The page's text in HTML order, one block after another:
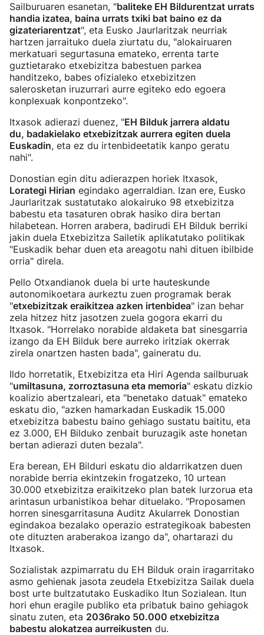
Sailburuaren esanetan, "baliteke EH Bildurentzat urrats
handia izatea, baina urrats txiki bat baino ez da
gizateriarentzat", eta Eusko Jaurlaritzak neurriak
hartzen jarraituko duela ziurtatu du, "alokairuaren
merkatuari segurtasuna emateko, errenta tarte
guztietarako etxebizitza babestuen parkea
handitzeko, babes ofizialeko etxebizitzen
salerosketan iruzurrari aurre egiteko edo egoera
konplexuak konpontzeko".
Itxasok adierazi duenez, "EH Bilduk jarrera aldatu
du, badakielako etxebizitzak aurrera egiten duela
Euskadin, eta ez du irtenbideetatik kanpo geratu
nahi".
Donostian egin ditu adierazpen horiek Itxasok,
Lorategi Hirian egindako agerraldian. Izan ere, Eusko
Jaurlaritzak sustatutako alokairuko 98 etxebizitza
babestu eta tasaturen obrak hasiko dira bertan
hilabetean. Horren arabera, badirudi EH Bilduk berriki
jakin duela Etxebizitza Sailetik aplikatutako politikak
"Euskadik behar duen eta areagotu nahi dituen ibilbide
orria" direla.
Pello Otxandianok duela bi urte hauteskunde
autonomikoetara aurkeztu zuen programak berak
"etxebizitzak eraikitzea azken irtenbidea" izan behar
zela hitzez hitz jasotzen zuela gogora ekarri du
Itxasok. "Horrelako norabide aldaketa bat sinesgarria
izango da EH Bilduk bere aurreko iritziak okerrak
zirela onartzen hasten bada", gaineratu du.
Ildo horretatik, Etxebizitza eta Hiri Agenda sailburuak
"umiltasuna, zorroztasuna eta memoria" eskatu dizkio
koalizio abertzaleari, eta "benetako datuak" emateko
eskatu dio, "azken hamarkadan Euskadik 15.000
etxebizitza babestu baino gehiago sustatu baititu, eta
ez 3.000, EH Bilduko zenbait buruzagik aste honetan
bertan adierazi duten bezala".
Era berean, EH Bilduri eskatu dio aldarrikatzen duen
norabide berria ekintzekin frogatzeko, 10 urtean
30.000 etxebizitza eraikitzeko plan batek lurzorua eta
arintasun urbanistikoa behar dituelako. "Proposamen
horren sinesgarritasuna Auditz Akularrek Donostian
egindakoa bezalako operazio estrategikoak babesten
ote dituzten araberakoa izango da", ohartarazi du
Itxasok.
Sozialistak azpimarratu du EH Bilduk orain iragarritako
asmo gehienak jasota zeudela Etxebizitza Sailak duela
bost urte bultzatutako Euskadiko Itun Sozialean. Itun
hori ehun eragile publiko eta pribatuk baino gehiagok
sinatu zuten, eta 2036rako 50.000 etxebizitza
babestu alokatzea aurreikusten du.